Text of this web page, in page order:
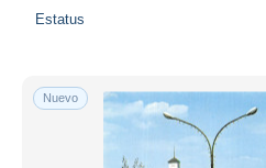
Estatus
Nuevo